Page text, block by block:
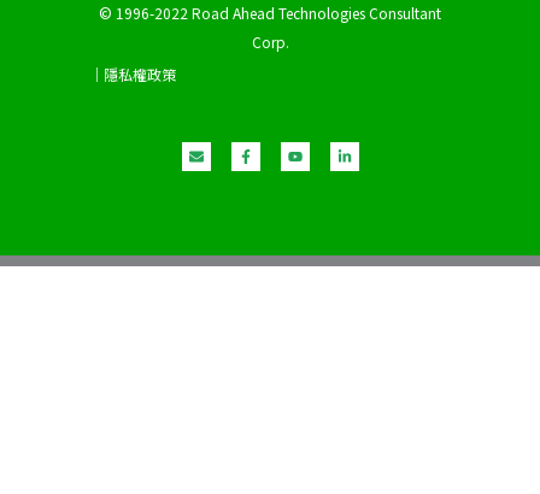
© 1996-2022 Road Ahead Technologies Consultant
Corp.
｜隱私權政策
n
v
e
a
c
e
f
o
u
t
i
n
k
i
n